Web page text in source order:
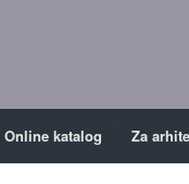
Online katalog Za